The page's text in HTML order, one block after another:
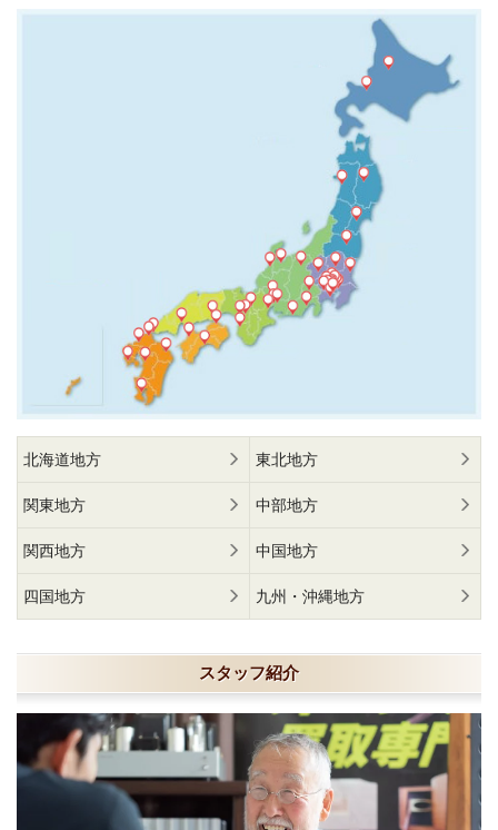
北海道地方 東北地方
関東地方 中部地方
関西地方 中国地方
四国地方 九州・沖縄地方
スタッフ紹介